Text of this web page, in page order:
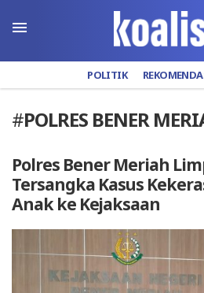
POLITIK
#POLRES BENER
Polres Bener Meriah
Tersangka Kasus
Anak ke Kejaksaan